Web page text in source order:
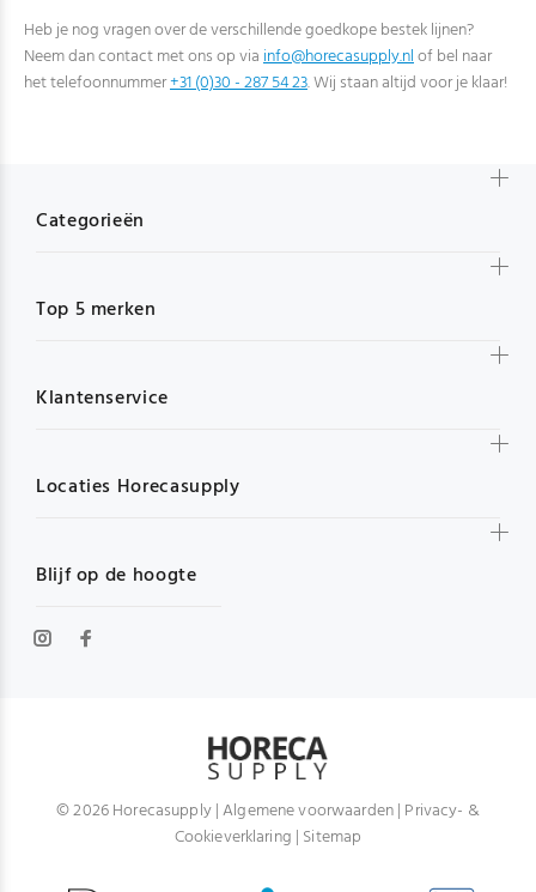
Heb je nog vragen over de verschillende goedkope bestek lijnen?
Neem dan contact met ons op viainfo@horecasupply.nlof bel naar
het telefoonnummer+31 (0)30 - 287 54 23. Wij staan altijd voor je klaar!
Blijf op de hoogte
Categorieën
Top 5 merken
Klantenservice
Locaties Horecasupply
© 2026 Horecasupply |Algemene voorwaarden| Privacy- &
Cookieverklaring | Sitemap